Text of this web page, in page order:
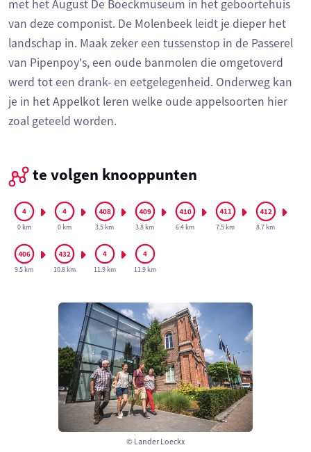
© Lander Loeckx
met het August De Boeckmuseum in het geboortehuis
van deze componist. De Molenbeek leidt je dieper het
landschap in. Maak zeker een tussenstop in de Passerel
van Pipenpoy's, een oude banmolen die omgetoverd
werd tot een drank- en eetgelegenheid. Onderweg kan
je in het Appelkot leren welke oude appelsoorten hier
zoal geteeld worden.
te volgen knooppunten
0 km 0 km 3.5 km 3.8 km 6.4 km 7.5 km 8.7 km
9.5 km 10.8 km 11.9 km 11.9 km